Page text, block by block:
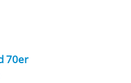
70er